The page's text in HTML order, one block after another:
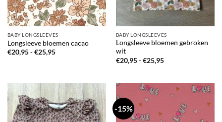
BABY LONGSLEEVES
Longsleeve bloemen cacao
€20,95 - €25,95Prijsklasse:
BABY LONGSLEEVES
Longsleeve bloemen gebroken
wit
€20,95 - €25,95Prijsklasse:
-15%